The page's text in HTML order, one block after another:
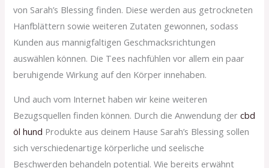
von Sarah’s Blessing finden. Diese werden aus getrockneten
Hanfblättern sowie weiteren Zutaten gewonnen, sodass
Kunden aus mannigfaltigen Geschmacksrichtungen
auswählen können. Die Tees nachfühlen vor allem ein paar
beruhigende Wirkung auf den Körper innehaben.
Und auch vom Internet haben wir keine weiteren
Bezugsquellen finden können. Durch die Anwendung dercbd
öl hund Produkte aus deinem Hause Sarah’s Blessing sollen
sich verschiedenartige körperliche und seelische
Beschwerden behandeln potential. Wie bereits erwähnt